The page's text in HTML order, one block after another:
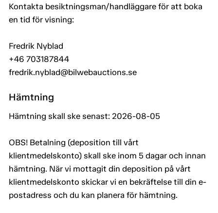
Kontakta besiktningsman/handläggare för att boka
en tid för visning:
Fredrik Nyblad
+46 703187844
fredrik.nyblad@bilwebauctions.se
Hämtning
Hämtning skall ske senast: 2026-08-05
OBS! Betalning (deposition till vårt
klientmedelskonto) skall ske inom 5 dagar och innan
hämtning. När vi mottagit din deposition på vårt
klientmedelskonto skickar vi en bekräftelse till din e-
postadress och du kan planera för hämtning.